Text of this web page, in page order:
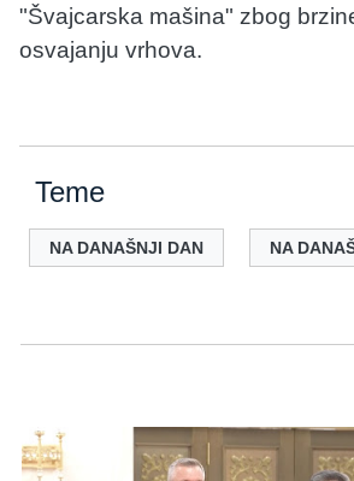
"Švajcarska mašina" zbog
osvajanju vrhova.
Teme
NA DANAŠNJI DAN NA